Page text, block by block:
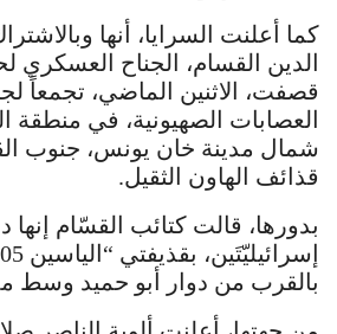
كما أعلنت السرايا، أنها
الدين القسام، الجناح العسكري
قصفت، الاثنين الماضي، تجمعاً
العصابات الصهيونية، في منطقة
شمال مدينة خان يونس، جنوب
قذائف الهاون الثقيل.
بدورها، قالت كتائب القسّام إنها
بالقرب من دوار أبو حميد وسط